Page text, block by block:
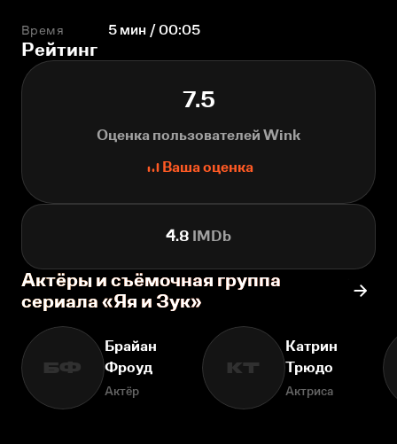
Время 5 мин / 00:05
Рейтинг
7.5
Оценка пользователей Wink
Ваша оценка
4.8 IMDb
Актёры и съёмочная группа
сериала «Яя и Зук»
БФ
Брайан
Фроуд
Актёр
КТ
Катрин
Трюдо
Актриса